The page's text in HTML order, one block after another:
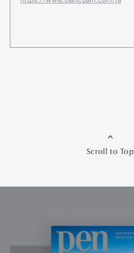
Scroll to Top